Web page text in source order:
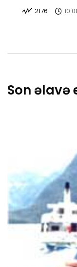
2176
Son əlavə